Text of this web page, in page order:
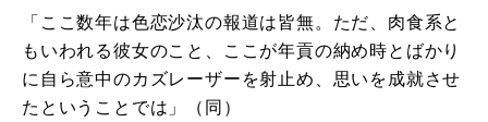
「ここ数年は色恋沙汰の報道は皆無。ただ、肉食系と
もいわれる彼女のこと、ここが年貢の納め時とばかり
に自ら意中のカズレーザーを射止め、思いを成就させ
たということでは」（同）